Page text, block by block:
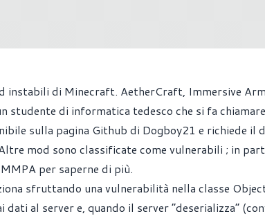
instabili di Minecraft. AetherCraft, Immersive
studente di informatica tedesco che si fa
sulla pagina Github di Dogboy21 e richiede il
mod sono classificate come vulnerabili ; in
per saperne di più.
sfruttando una vulnerabilità nella classe
dati al server e, quando il server “deserializza”